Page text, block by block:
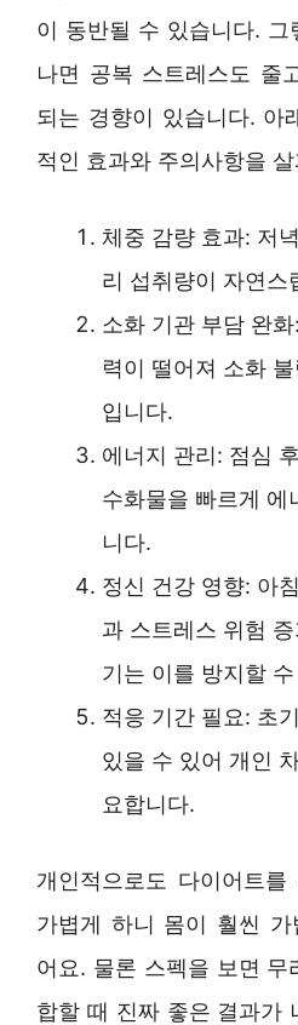
이 동반될 수 있습니다.
나면 공복 스트레스도 줄
되는 경향이 있습니다. 아
적인 효과와 주의사항을
체중 감량 효과: 저
리 섭취량이 자연스
소화 기관 부담 완
력이 떨어져 소화
입니다.
에너지 관리: 점심
수화물을 빠르게 에
니다.
정신 건강 영향: 아
과 스트레스 위험
기는 이를 방지할
적응 기간 필요: 초
있을 수 있어 개인
요합니다.
개인적으로도 다이어트
가볍게 하니 몸이 훨씬
어요. 물론 스펙을 보면 무
합할 때 진짜 좋은 결과가